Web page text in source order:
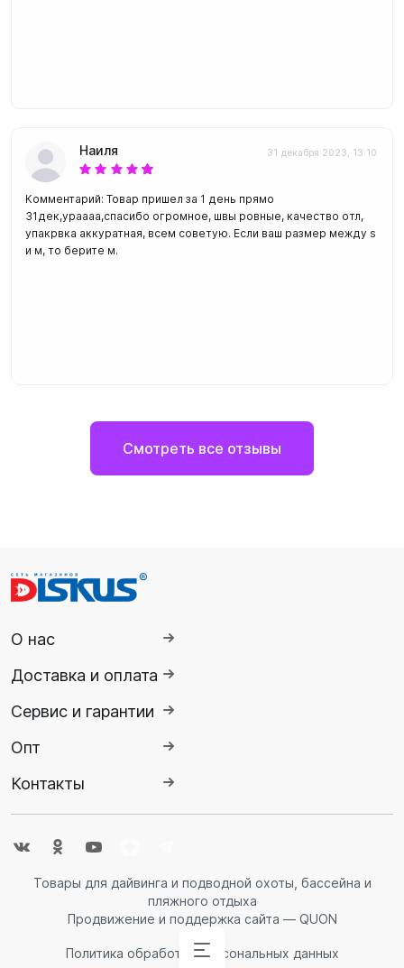
Аксессуары Ножи,
Аксессуары Ласты
Спасательные
Аксессуары Очки
ГидрокостюмыОбувь
ГидрокостюмыСнаряжение
ГермопродукцияКомбинезоны
Наиля 31 декабря 2023, 13:10
Комментарий: Товар пришел за 1 день прямо
31дек,ураааа,спасибо огромное, швы ровные, качество отл,
упакрвка аккуратная, всем советую. Если ваш размер между s
и м, то берите м.
Смотреть все отзывы
О нас
Доставка и оплата
Сервис и гарантии
Опт
Контакты
Товары для дайвинга и подводной охоты, бассейна и
пляжного отдыха
Продвижение и поддержка сайта — QUON
Политика обработки персональных данных